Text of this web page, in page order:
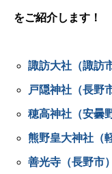
をご紹介します！
諏訪大社（諏訪
戸隠神社（長野
穂高神社（安曇
熊野皇大神社（
善光寺（長野市）